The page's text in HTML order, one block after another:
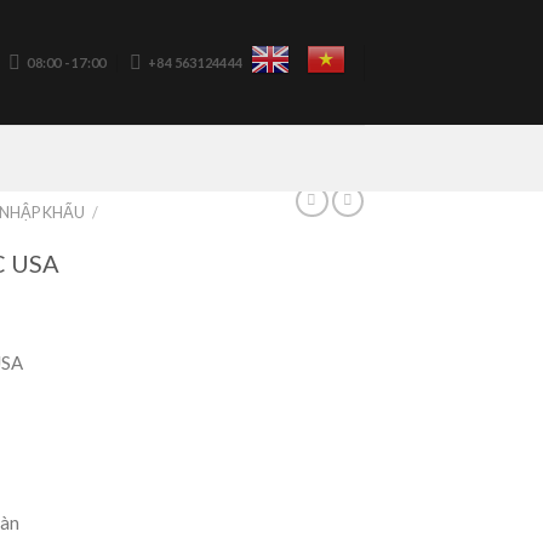
08:00 - 17:00 +84 563124444
KHẨU /
USA